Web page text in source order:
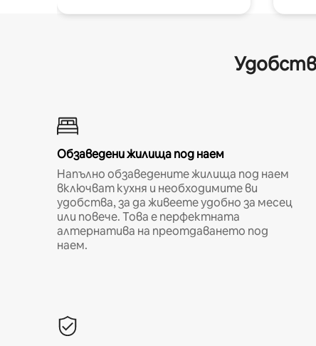
Обзаведени жилища под наем
Напълно обзаведените жилища под наем
включват кухня и необходимите ви
удобства, за да живеете удобно за месец
или повече. Това е перфектната
алтернатива на преотдаването под
наем.